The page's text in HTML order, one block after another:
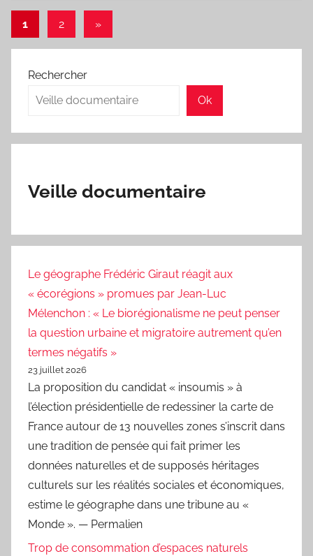
Pagination
des
publications
1 2
Articles
»
Rechercher
Ok
Veille documentaire
Le géographe Frédéric Giraut réagit aux
« écorégions » promues par Jean-Luc
Mélenchon : « Le biorégionalisme ne peut penser
la question urbaine et migratoire autrement qu’en
termes négatifs »
23 juillet 2026
La proposition du candidat « insoumis » à
l’élection présidentielle de redessiner la carte de
France autour de 13 nouvelles zones s’inscrit dans
une tradition de pensée qui fait primer les
données naturelles et de supposés héritages
culturels sur les réalités sociales et économiques,
estime le géographe dans une tribune au «
Monde ». — Permalien
Trop de consommation d’espaces naturels